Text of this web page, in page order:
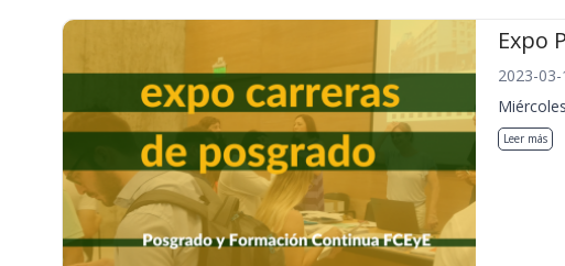
Expo
2023-
Leer más